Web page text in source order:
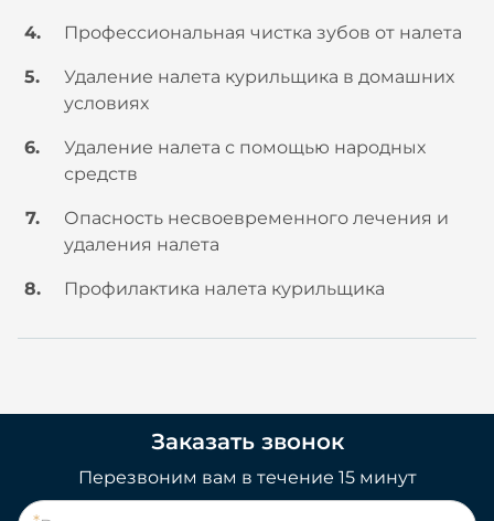
Профессиональная чистка зубов от налета
Удаление налета курильщика в домашних
условиях
Удаление налета с помощью народных
средств
Опасность несвоевременного лечения и
удаления налета
Профилактика налета курильщика
Заказать звонок
Перезвоним вам в течение 15 минут